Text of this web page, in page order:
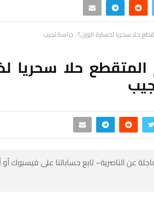
حلا سحريا لخسارة الوزن؟.. دراسة تجيب
حلا سحريا
عن الناصرية– تابع حساباتنا على فيسبوك